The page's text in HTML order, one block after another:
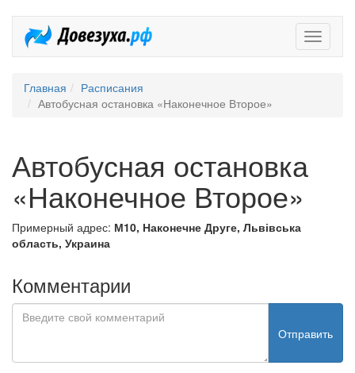
Главная
Расписания
Автобусная остановка «Наконечное Второе»
Автобусная остановка
«Наконечное Второе»
Примерный адрес: М10, Наконечне Друге, Львівська
область, Украина
Комментарии
Отправить